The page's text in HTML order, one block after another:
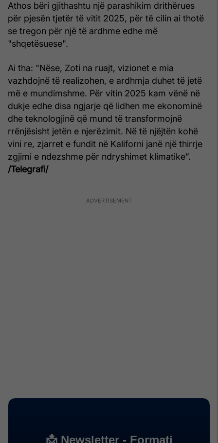
Athos bëri gjithashtu një parashikim drithërues
për pjesën tjetër të vitit 2025, për të cilin ai thotë
se tregon për një të ardhme edhe më
"shqetësuese".
Ai tha: "Nëse, Zoti na ruajt, vizionet e mia
vazhdojnë të realizohen, e ardhmja duhet të jetë
më e mundimshme. Për vitin 2025 kam vënë në
dukje edhe disa ngjarje që lidhen me ekonominë
dhe teknologjinë që mund të transformojnë
rrënjësisht jetën e njerëzimit. Në të njëjtën kohë
vini re, zjarret e fundit në Kaliforni janë një thirrje
zgjimi e ndezshme për ndryshimet klimatike”.
/Telegrafi/